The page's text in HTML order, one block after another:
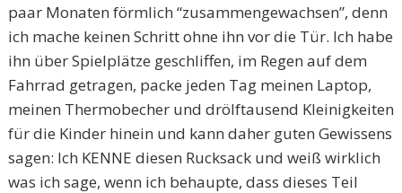
paar Monaten förmlich “zusammengewachsen”, denn
ich mache keinen Schritt ohne ihn vor die Tür. Ich habe
ihn über Spielplätze geschliffen, im Regen auf dem
Fahrrad getragen, packe jeden Tag meinen Laptop,
meinen Thermobecher und drölftausend Kleinigkeiten
für die Kinder hinein und kann daher guten Gewissens
sagen: Ich KENNE diesen Rucksack und weiß wirklich
was ich sage, wenn ich behaupte, dass dieses Teil